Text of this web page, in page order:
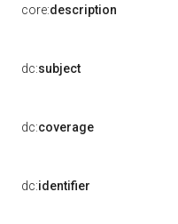
core:description
dc:subject
dc:coverage
dc:identifier